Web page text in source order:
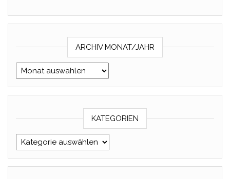
ARCHIV MONAT/JAHR
Archiv Monat/Jahr
KATEGORIEN
Kategorien